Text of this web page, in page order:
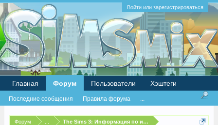
Войти или зарегистрироваться
Форум The Sims 3: Информация по игре
Главная Форум
Последние сообщения Правила форума ...
Пользователи Хэштеги